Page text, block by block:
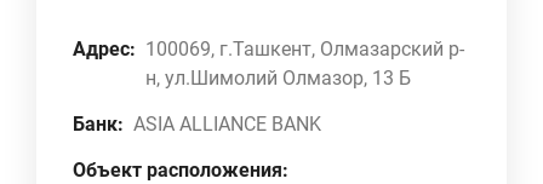
Адрес: 100069, г.Ташкент, Олмазарский р-
н, ул.Шимолий Олмазор, 13 Б
Банк: ASIA ALLIANCE BANK
Объект расположения: